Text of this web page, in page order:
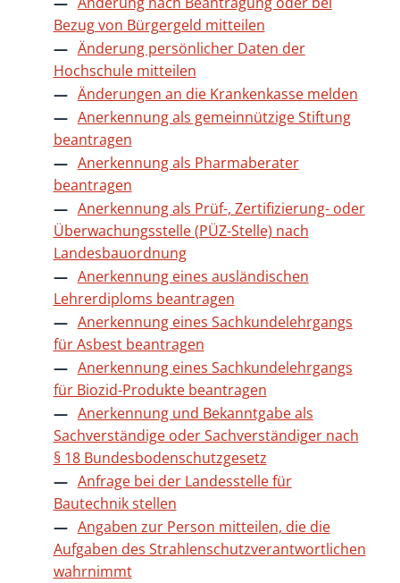
Bezug von Bürgergeld mitteilen
Änderung persönlicher Daten der
Hochschule mitteilen
Änderungen an die Krankenkasse melden
Anerkennung als gemeinnützige Stiftung
beantragen
Anerkennung als Pharmaberater
beantragen
Anerkennung als Prüf-, Zertifizierung- oder
Überwachungsstelle (PÜZ-Stelle) nach
Landesbauordnung
Anerkennung eines ausländischen
Lehrerdiploms beantragen
Anerkennung eines Sachkundelehrgangs
für Asbest beantragen
Anerkennung eines Sachkundelehrgangs
für Biozid-Produkte beantragen
Anerkennung und Bekanntgabe als
Sachverständige oder Sachverständiger nach
§ 18 Bundesbodenschutzgesetz
Anfrage bei der Landesstelle für
Bautechnik stellen
Angaben zur Person mitteilen, die die
Aufgaben des Strahlenschutzverantwortlichen
wahrnimmt